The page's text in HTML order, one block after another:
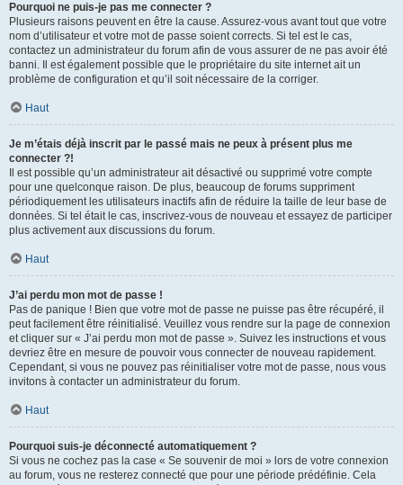
Pourquoi ne puis-je pas me connecter ?
Plusieurs raisons peuvent en être la cause. Assurez-vous avant tout que votre
nom d’utilisateur et votre mot de passe soient corrects. Si tel est le cas,
contactez un administrateur du forum afin de vous assurer de ne pas avoir été
banni. Il est également possible que le propriétaire du site internet ait un
problème de configuration et qu’il soit nécessaire de la corriger.
Haut
Je m’étais déjà inscrit par le passé mais ne peux à présent plus me
connecter ?!
Il est possible qu’un administrateur ait désactivé ou supprimé votre compte
pour une quelconque raison. De plus, beaucoup de forums suppriment
périodiquement les utilisateurs inactifs afin de réduire la taille de leur base de
données. Si tel était le cas, inscrivez-vous de nouveau et essayez de participer
plus activement aux discussions du forum.
Haut
J’ai perdu mon mot de passe !
Pas de panique ! Bien que votre mot de passe ne puisse pas être récupéré, il
peut facilement être réinitialisé. Veuillez vous rendre sur la page de connexion
et cliquer sur « J’ai perdu mon mot de passe ». Suivez les instructions et vous
devriez être en mesure de pouvoir vous connecter de nouveau rapidement.
Cependant, si vous ne pouvez pas réinitialiser votre mot de passe, nous vous
invitons à contacter un administrateur du forum.
Haut
Pourquoi suis-je déconnecté automatiquement ?
Si vous ne cochez pas la case « Se souvenir de moi » lors de votre connexion
au forum, vous ne resterez connecté que pour une période prédéfinie. Cela